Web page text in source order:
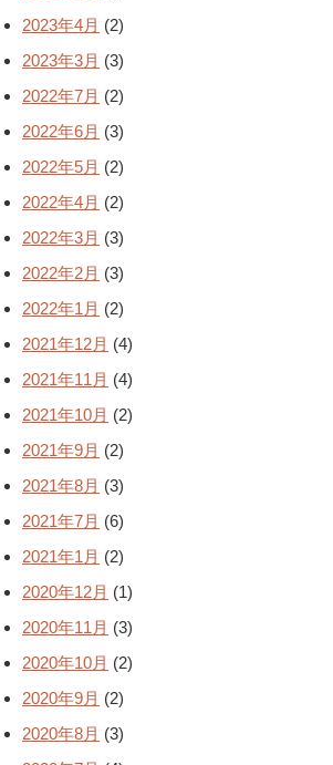
2023年4月 (2)
2023年3月 (3)
2022年7月 (2)
2022年6月 (3)
2022年5月 (2)
2022年4月 (2)
2022年3月 (3)
2022年2月 (3)
2022年1月 (2)
2021年12月 (4)
2021年11月 (4)
2021年10月 (2)
2021年9月 (2)
2021年8月 (3)
2021年7月 (6)
2021年1月 (2)
2020年12月 (1)
2020年11月 (3)
2020年10月 (2)
2020年9月 (2)
2020年8月 (3)